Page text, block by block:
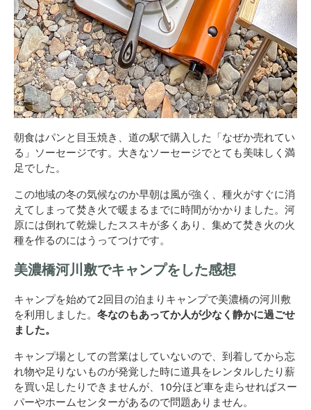
朝食はパンと目玉焼き、道の駅で購入した「なぜか売れてい
る」ソーセージです。大きなソーセージでとても美味しく満
足でした。
この地域の冬の気候なのか早朝は風が強く、種火がすぐに消
えてしまって焚き火で暖まるまでに時間がかかりました。河
原には倒れて乾燥したススキが多くあり、集めて焚き火の火
種を作るのにはうってつけです。
美濃橋河川敷でキャンプをした感想
キャンプを始めて2回目の泊まりキャンプで美濃橋の河川敷
を利用しました。 冬なのもあってか人が少なく静かに過ごせ
ました。
キャンプ場としての営業はしていないので、到着してから忘
れ物や足りないものが発覚した時に道具をレンタルしたり薪
を買い足したりできませんが、10分ほど車を走らせればスー
パーやホームセンターがあるので問題ありません。